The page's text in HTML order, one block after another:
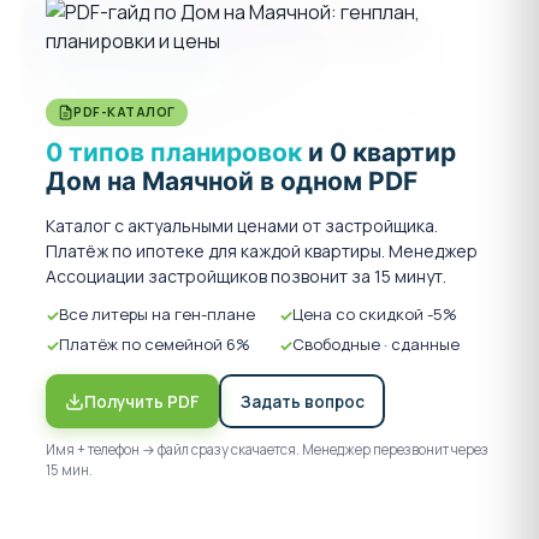
✔Современные детские и спортивные площадки,
благоустроенный двор
коммунальные платежи
Где находится ЖК «Дом на Маячной»?
Жилой комплекс расположен вГагаринском районе
Севастополя, одном из самых престижных и
востребованных районов города.
-До моря — 150 метров
-Парк Победы в 5 минутах— лучший парк
Севастополя
Остановка общественного транспорта — 1
минута
-До центра Севастополя — 20 минут на авто
-ТЦ «Муссон» — 9 минут, ТЦ «Апельсин» — 3
PDF-КАТАЛОГ
0 типов планировок и 0 квартир
Дом на Маячной в одном PDF
Каталог с актуальными ценами от застройщика.
Платёж по ипотеке для каждой квартиры. Менеджер
Ассоциации застройщиков позвонит за 15 минут.
Все литеры на ген-плане
Цена со скидкой -5%
Платёж по семейной 6%
Свободные · сданные
Получить PDF Задать вопрос
Имя + телефон → файл сразу скачается. Менеджер перезвонит через
15 мин.